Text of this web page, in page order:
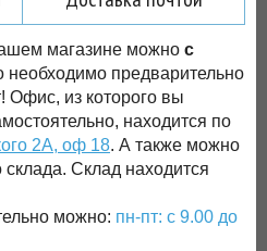
магазине можно с
необходимо предварительно
Офис, из которого вы
находится по
2А, оф 18. А также можно
Склад находится
можно: пн-пт: с 9.00 до